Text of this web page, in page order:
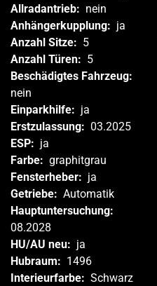
Allradantrieb: nein
Anhängerkupplung: ja
Anzahl Sitze: 5
Anzahl Türen: 5
Beschädigtes Fahrzeug:
nein
Einparkhilfe: ja
Erstzulassung: 03.2025
ESP: ja
Farbe: graphitgrau
Fensterheber: ja
Getriebe: Automatik
Hauptuntersuchung:
08.2028
HU/AU neu: ja
Hubraum: 1496
Interieurfarbe: Schwarz